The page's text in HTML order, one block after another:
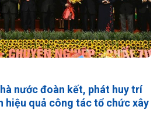
nước đoàn kết, phát huy trí
hiệu quả công tác tổ chức xây